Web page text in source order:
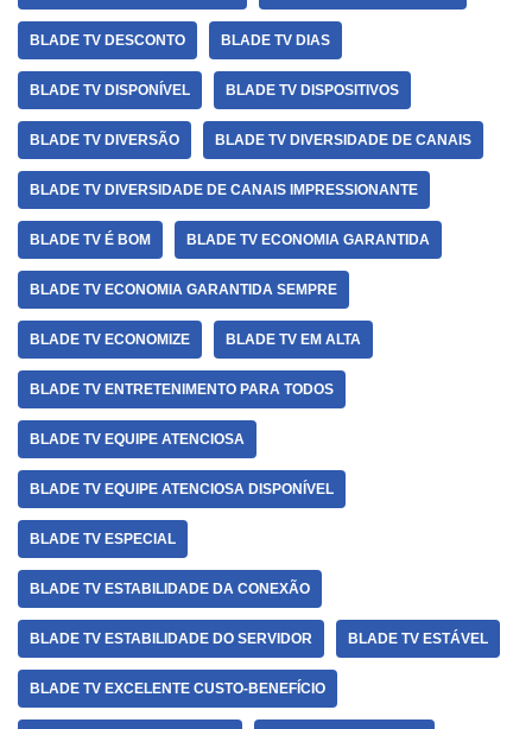
BLADE TV DESCONTO BLADE TV DIAS
BLADE TV DISPONÍVEL BLADE TV DISPOSITIVOS
BLADE TV DIVERSÃO BLADE TV DIVERSIDADE DE CANAIS
BLADE TV DIVERSIDADE DE CANAIS IMPRESSIONANTE
BLADE TV É BOM BLADE TV ECONOMIA GARANTIDA
BLADE TV ECONOMIA GARANTIDA SEMPRE
BLADE TV ECONOMIZE BLADE TV EM ALTA
BLADE TV ENTRETENIMENTO PARA TODOS
BLADE TV EQUIPE ATENCIOSA
BLADE TV EQUIPE ATENCIOSA DISPONÍVEL
BLADE TV ESPECIAL
BLADE TV ESTABILIDADE DA CONEXÃO
BLADE TV ESTABILIDADE DO SERVIDOR BLADE TV ESTÁVEL
BLADE TV EXCELENTE CUSTO-BENEFÍCIO